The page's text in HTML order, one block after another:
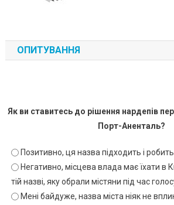
ОПИТУВАННЯ
Як ви ставитесь до рішення нардепів
Порт-Аненталь?
Позитивно, ця назва підходить і
Негативно, місцева влада має їхати в
тій назві, яку обрали містяни під час
Мені байдуже, назва міста ніяк не